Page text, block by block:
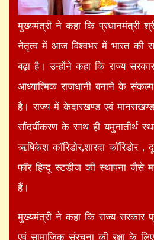
मुख्यमंत्री ने कहा कि प्रधानमंत्री
नेतृत्व में आज विश्वभर में भारत की
बढ़ा है। उन्होंने कहा कि राज्य
आध्यात्मिक राजधानी बनाने के
है। राज्य में केदारखण्ड एवं मानसखण्ड
सौंदर्यीकरण के साथ ही यमुनातीर्थ
ऋषिकेश कॉरिडोर,शारदा कॉरिडोर ,
फॉर हिन्दू स्टडीज की स्थापना जैसे
हैं।
मुख्यमंत्री ने कहा कि राज्य सरकार
एवं सामाजिक संरचना की रक्षा के